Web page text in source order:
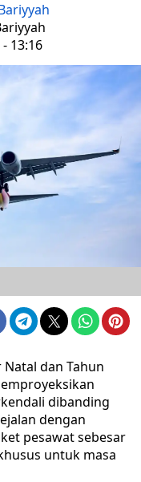
13:16
dan Tahun
dibanding
dengan
pesawat sebesar
untuk masa